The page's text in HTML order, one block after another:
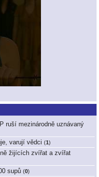
ruší mezinárodně uznávaný
varují vědci (1)
žijících zvířat a zvířat
supů (0)